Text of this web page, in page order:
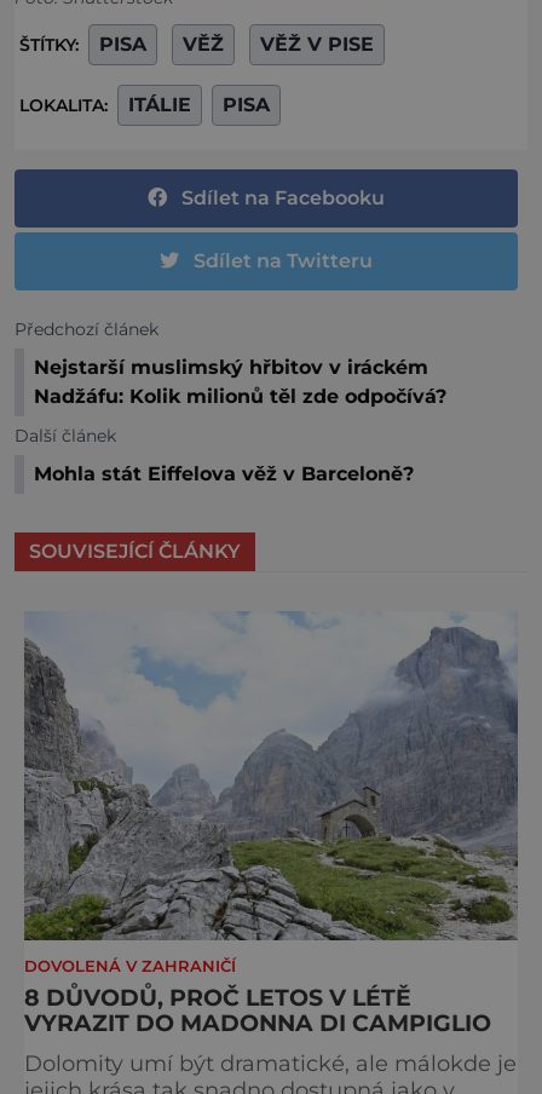
ŠTÍTKY: PISA VĚŽ VĚŽ V PISE
LOKALITA: ITÁLIE PISA
Sdílet na Facebooku
Sdílet na Twitteru
Předchozí článek
Nejstarší muslimský hřbitov v iráckém
Nadžáfu: Kolik milionů těl zde odpočívá?
Další článek
Mohla stát Eiffelova věž v Barceloně?
SOUVISEJÍCÍ ČLÁNKY
DOVOLENÁ V ZAHRANIČÍ
8 DŮVODŮ, PROČ LETOS V LÉTĚ
VYRAZIT DO MADONNA DI CAMPIGLIO
Dolomity umí být dramatické, ale málokde je